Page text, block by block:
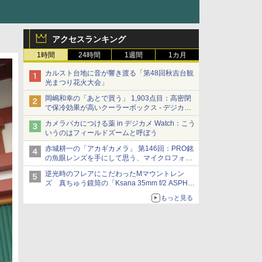
アクセスランキング
1時間 24時間 1週間 1カ月
カルスト台地に音が響き渡る「第48回秋吉台観
光まつり花火大会」
岡嶋和幸の「あとで買う」 1,903点目：高密閉
で保冷効果が高いクーラーボックス - デジカメ
Watch
カメラバカにつける薬 in デジカメ Watch：こう
いうのはフィールドズームと呼ぼう
赤城耕一の「アカギカメラ」 第146回：PRO銘
の魚眼レンズを手にして思う、マイクロフォー
サーズへの期待と可能性
逆光時のフレアにこだわったMマウントレン
ズ 真ちゅう鏡筒の「Ksana 35mm f/2 ASPH.
もっと見る